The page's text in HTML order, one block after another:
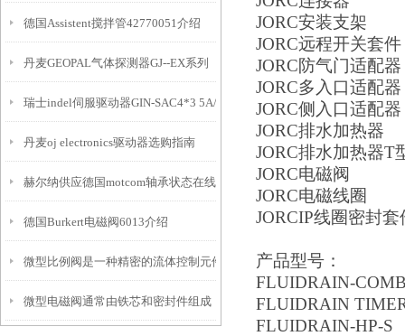
德国Assistent搅拌管42770051介绍
丹麦GEOPAL气体探测器GJ--EX系列
瑞士indel伺服驱动器GIN-SAC4*3 5A/400V介绍
丹麦oj electronics驱动器选购指南
​赫尔纳供应德国motcom轴承状态在线监测仪BCom
德国Burkert电磁阀6013介绍
微型比例阀是一种精密的流体控制元件
微型电磁阀通常由铁芯和密封件组成
JORC安装支架
JORC远程开关套件
JORC防气门适配器
JORC多入口适配器
JORC侧入口适配器
JORC排水加热器
JORC排水加热器T
JORC电磁阀
JORC电磁线圈
JORCIP线圈密封套
产品型号：
FLUIDRAIN-
FLUIDRAIN
FLUIDRAIN-HP-S